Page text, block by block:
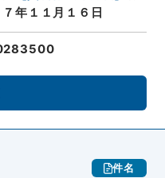
年１１月１６日
件名